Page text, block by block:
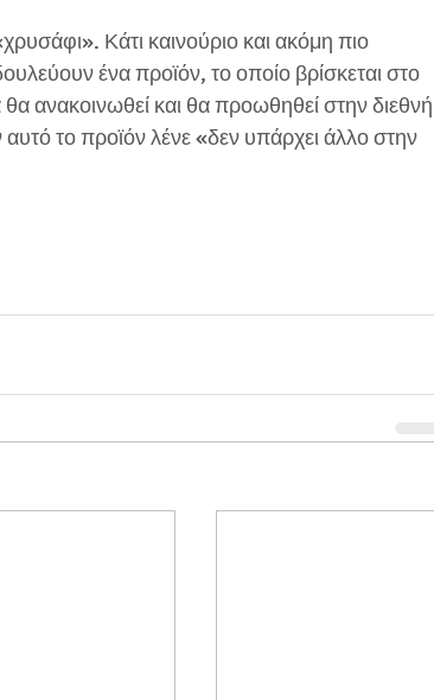
Κάτι καινούριο και ακόμη πιο
ένα προϊόν, το οποίο βρίσκεται στο
ανακοινωθεί και θα προωθηθεί στην διεθνή
το προϊόν λένε «δεν υπάρχει άλλο στην